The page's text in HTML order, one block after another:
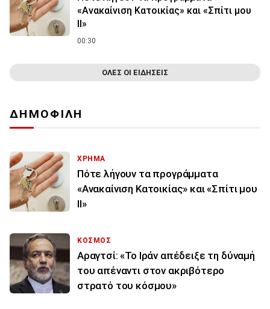
«Ανακαίνιση Κατοικίας» και «Σπίτι μου
ΙΙ»
00:30
ΟΛΕΣ ΟΙ ΕΙΔΗΣΕΙΣ
ΔΗΜΟΦΙΛΗ
ΧΡΗΜΑ
Πότε λήγουν τα προγράμματα
«Ανακαίνιση Κατοικίας» και «Σπίτι μου
ΙΙ»
ΚΟΣΜΟΣ
Αραγτσί: «Το Ιράν απέδειξε τη δύναμή
του απέναντι στον ακριβότερο
στρατό του κόσμου»